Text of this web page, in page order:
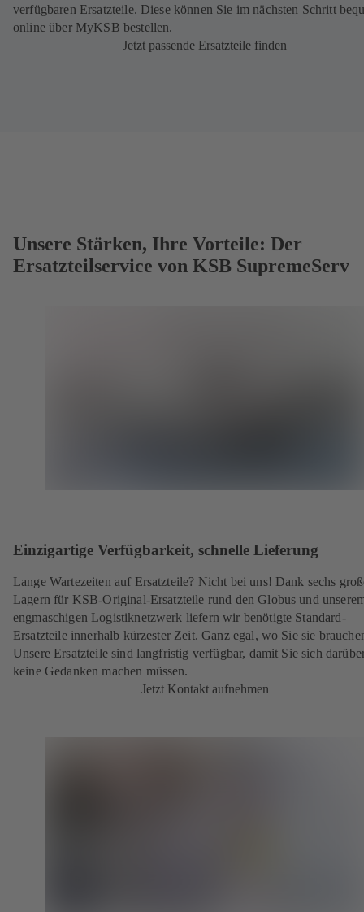
verfügbaren Ersatzteile. Diese können Sie im nächsten Schritt
online über MyKSB bestellen.
Jetzt passende Ersatzteile finden
Unsere Stärken, Ihre Vorteile: Der
Ersatzteilservice von KSB SupremeServ
Einzigartige Verfügbarkeit, schnelle Lieferung
Lange Wartezeiten auf Ersatzteile? Nicht bei uns! Dank sechs
Lagern für KSB-Original-Ersatzteile rund den Globus und
engmaschigen Logistiknetzwerk liefern wir benötigte Standard-
Ersatzteile innerhalb kürzester Zeit. Ganz egal, wo Sie sie
Unsere Ersatzteile sind langfristig verfügbar, damit Sie sich
keine Gedanken machen müssen.
Jetzt Kontakt aufnehmen